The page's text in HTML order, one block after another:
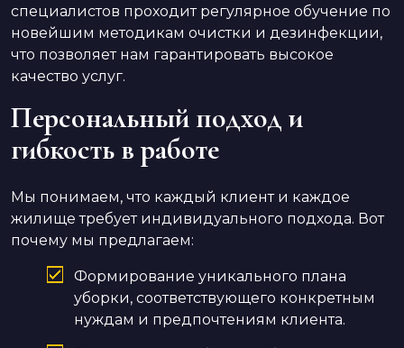
специалистов проходит регулярное обучение по
новейшим методикам очистки и дезинфекции,
что позволяет нам гарантировать высокое
качество услуг.
Персональный подход и
гибкость в работе
Мы понимаем, что каждый клиент и каждое
жилище требует индивидуального подхода. Вот
почему мы предлагаем:
Формирование уникального плана
уборки, соответствующего конкретным
нуждам и предпочтениям клиента.